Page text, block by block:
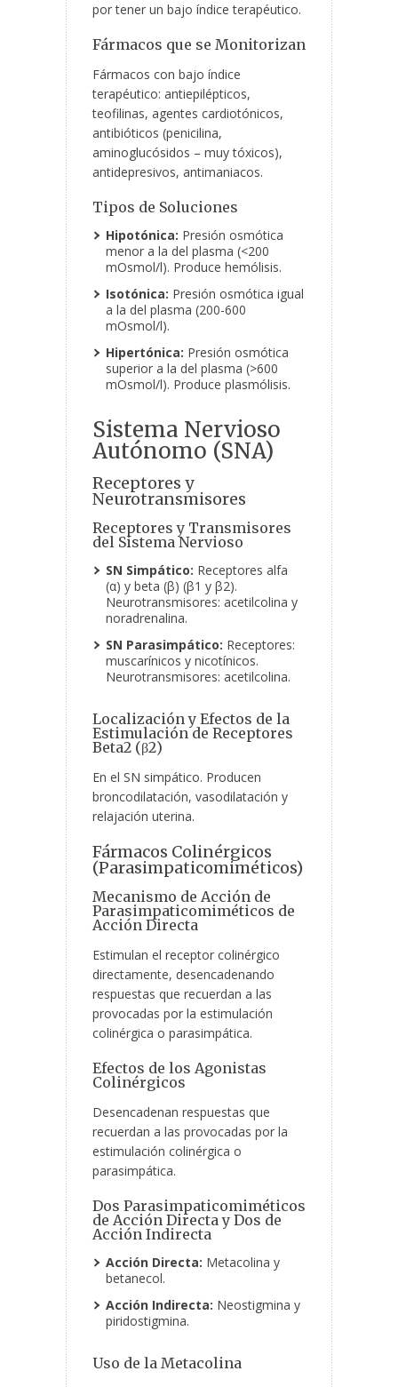
por tener un bajo índice terapéutico.
Fármacos que se Monitorizan
Fármacos con bajo índice
terapéutico: antiepilépticos,
teofilinas, agentes cardiotónicos,
antibióticos (penicilina,
aminoglucósidos – muy tóxicos),
antidepresivos, antimaniacos.
Tipos de Soluciones
Hipotónica: Presión osmótica
menor a la del plasma (<200
mOsmol/l). Produce hemólisis.
Isotónica: Presión osmótica igual
a la del plasma (200-600
mOsmol/l).
Hipertónica: Presión osmótica
superior a la del plasma (>600
mOsmol/l). Produce plasmólisis.
Sistema Nervioso
Autónomo (SNA)
Receptores y
Neurotransmisores
Receptores y Transmisores
del Sistema Nervioso
SN Simpático: Receptores alfa
(α) y beta (β) (β1 y β2).
Neurotransmisores: acetilcolina y
noradrenalina.
SN Parasimpático: Receptores:
muscarínicos y nicotínicos.
Neurotransmisores: acetilcolina.
Localización y Efectos de la
Estimulación de Receptores
Beta2 (β2)
En el SN simpático. Producen
broncodilatación, vasodilatación y
relajación uterina.
Fármacos Colinérgicos
(Parasimpaticomiméticos)
Mecanismo de Acción de
Parasimpaticomiméticos de
Acción Directa
Estimulan el receptor colinérgico
directamente, desencadenando
respuestas que recuerdan a las
provocadas por la estimulación
colinérgica o parasimpática.
Efectos de los Agonistas
Colinérgicos
Desencadenan respuestas que
recuerdan a las provocadas por la
estimulación colinérgica o
parasimpática.
Dos Parasimpaticomiméticos
de Acción Directa y Dos de
Acción Indirecta
Acción Directa: Metacolina y
betanecol.
Acción Indirecta: Neostigmina y
piridostigmina.
Uso de la Metacolina